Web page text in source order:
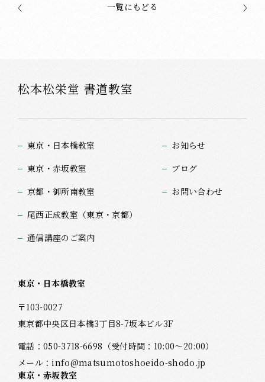
一覧にもどる
松本松栄堂 書道教室
東京・日本橋教室
東京・赤坂教室
京都・御所南教室
尾西正成教室（東京・京都）
通信講座のご案内
お知らせ
ブログ
お問い合わせ
東京・日本橋教室
〒103-0027
東京都中央区日本橋3丁目8-7坂本ビル3F
電話：050-3718-6698 （受付時間：10:00～20:00）
メール： info@matsumotoshoeido-shodo.jp
東京・赤坂教室